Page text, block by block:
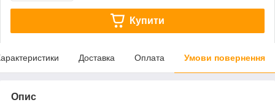
Купити
Доставка Оплата Умови повернення
Опис